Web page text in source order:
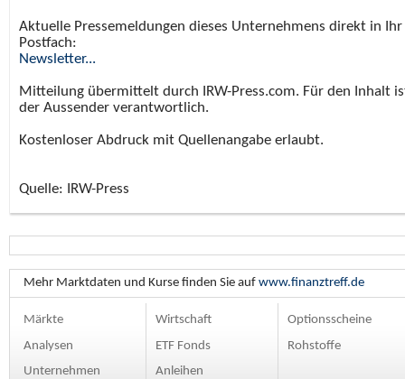
Aktuelle Pressemeldungen dieses Unternehmens direkt in Ihr
Postfach:
Newsletter...
Mitteilung übermittelt durch IRW-Press.com. Für den Inhalt
der Aussender verantwortlich.
Kostenloser Abdruck mit Quellenangabe erlaubt.
Quelle: IRW-Press
Mehr Marktdaten und Kurse finden Sie auf www.finanztreff.de
Märkte
Analysen
Unternehmen
Wirtschaft
ETF Fonds
Anleihen
Optionsscheine
Rohstoffe